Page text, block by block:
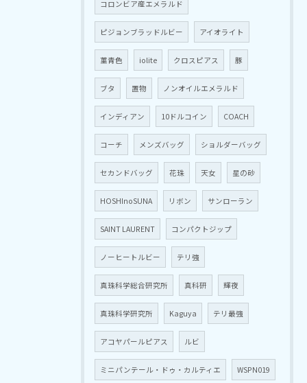
コロンビア産エメラルド
ピジョンブラッドルビー アイオライト
菫青色 iolite クロスピアス 豚
ブタ 置物 ノンオイルエメラルド
インディアン 10ドルコイン COACH
コーチ メンズバッグ ショルダーバッグ
セカンドバッグ 花珠 天女 星の砂
HOSHInoSUNA リボン サンローラン
SAINT LAURENT コンパクトジップ
ノーヒートルビー テリ強
真珠科学総合研究所 真科研 輝夜
真珠科学研究所 Kaguya テリ最強
アコヤパールピアス ルビ
ミニパンテール・ドゥ・カルティエ WSPN019